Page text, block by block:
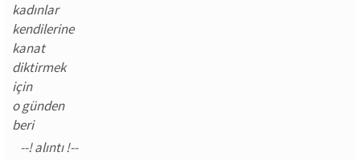
kadınlar
kendilerine
kanat
diktirmek
için
o günden
beri